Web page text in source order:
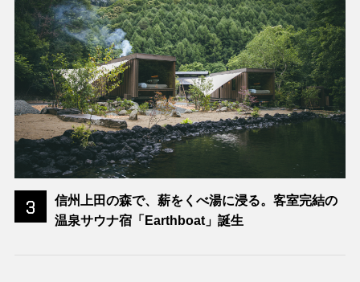
3
信州上田の森で、薪をくべ湯に浸る。客室完結の
温泉サウナ宿「Earthboat」誕生